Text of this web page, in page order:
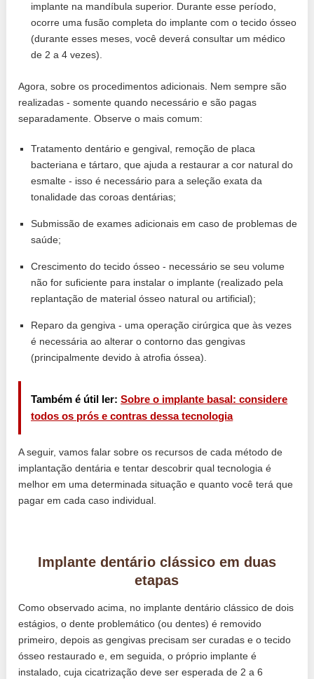
implante na mandíbula superior. Durante esse período,
ocorre uma fusão completa do implante com o tecido ósseo
(durante esses meses, você deverá consultar um médico
de 2 a 4 vezes).
Agora, sobre os procedimentos adicionais. Nem sempre são
realizadas - somente quando necessário e são pagas
separadamente. Observe o mais comum:
Tratamento dentário e gengival, remoção de placa
bacteriana e tártaro, que ajuda a restaurar a cor natural do
esmalte - isso é necessário para a seleção exata da
tonalidade das coroas dentárias;
Submissão de exames adicionais em caso de problemas de
saúde;
Crescimento do tecido ósseo - necessário se seu volume
não for suficiente para instalar o implante (realizado pela
replantação de material ósseo natural ou artificial);
Reparo da gengiva - uma operação cirúrgica que às vezes
é necessária ao alterar o contorno das gengivas
(principalmente devido à atrofia óssea).
Também é útil ler:Sobre o implante basal: considere
todos os prós e contras dessa tecnologia
A seguir, vamos falar sobre os recursos de cada método de
implantação dentária e tentar descobrir qual tecnologia é
melhor em uma determinada situação e quanto você terá que
pagar em cada caso individual.
Implante dentário clássico em duas
etapas
Como observado acima, no implante dentário clássico de dois
estágios, o dente problemático (ou dentes) é removido
primeiro, depois as gengivas precisam ser curadas e o tecido
ósseo restaurado e, em seguida, o próprio implante é
instalado, cuja cicatrização deve ser esperada de 2 a 6